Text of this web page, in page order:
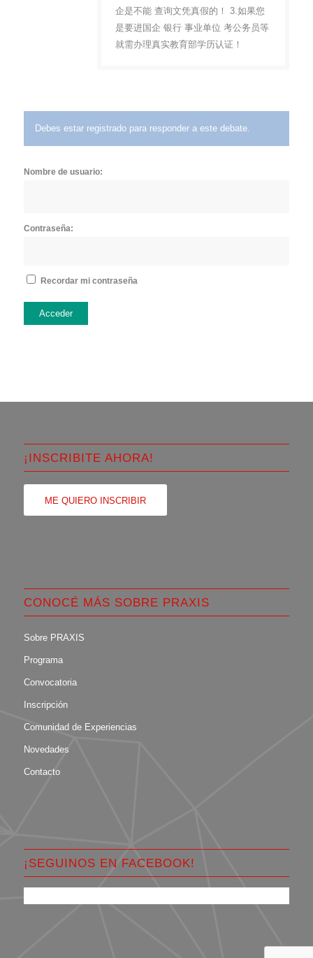
企是不能 查询文凭真假的！ 3.如果您
是要进国企 银行 事业单位 考公务员等
就需办理真实教育部学历认证！
Debes estar registrado para responder a este debate.
Nombre de usuario:
Contraseña:
Recordar mi contraseña
Acceder
¡INSCRIBITE AHORA!
ME QUIERO INSCRIBIR
CONOCÉ MÁS SOBRE PRAXIS
Sobre PRAXIS
Programa
Convocatoria
Inscripción
Comunidad de Experiencias
Novedades
Contacto
¡SEGUINOS EN FACEBOOK!